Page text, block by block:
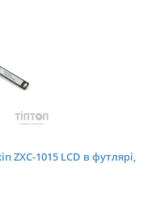
1015 LCD в футлярі,